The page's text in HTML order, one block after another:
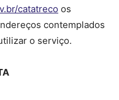
catatreco os
contemplados
o serviço.